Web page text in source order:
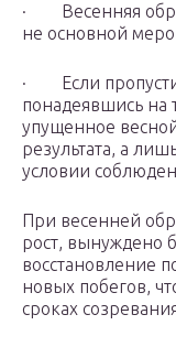
· Весенняя
не основной
· Если
понадеявшись на
упущенное
результата, а
условии
При весенней
рост, вынуждено
восстановление
новых побегов,
сроках